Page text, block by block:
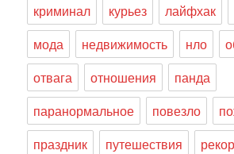
криминал
курьез лайфхак
мода
недвижимость нло
отвага
отношения
панда
паранормальное
повезло
праздник
путешествия